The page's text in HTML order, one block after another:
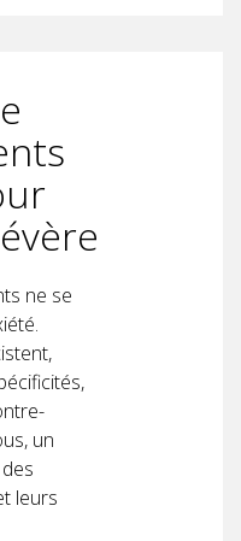
ne se
un
leurs